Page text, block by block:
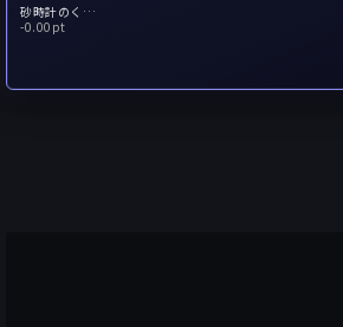
砂時計のくれた恋する時間
-0.00pt